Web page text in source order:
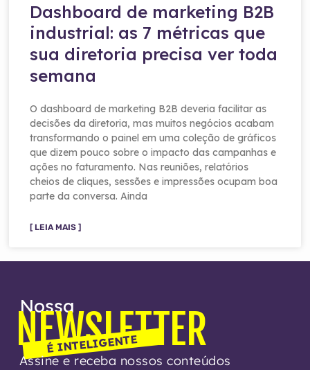
Dashboard de marketing B2B
industrial: as 7 métricas que
sua diretoria precisa ver toda
semana
O dashboard de marketing B2B deveria facilitar as
decisões da diretoria, mas muitos negócios acabam
transformando o painel em uma coleção de gráficos
que dizem pouco sobre o impacto das campanhas e
ações no faturamento. Nas reuniões, relatórios
cheios de cliques, sessões e impressões ocupam boa
parte da conversa. Ainda
[ LEIA MAIS ]
Nossa
NEWSLETTER
É INTELIGENTE
Assine e receba nossos conteúdos